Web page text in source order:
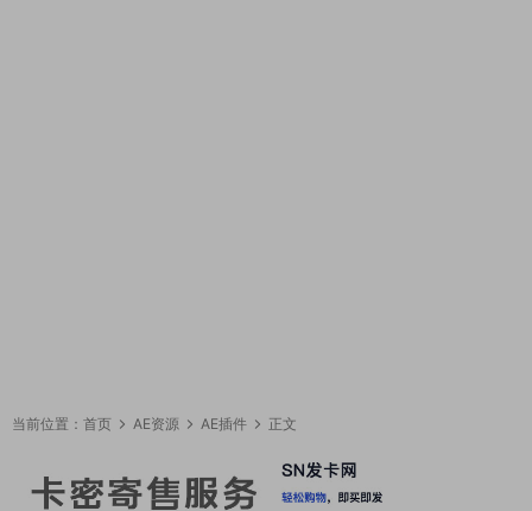
当前位置： 首页 AE资源 AE插件 正文